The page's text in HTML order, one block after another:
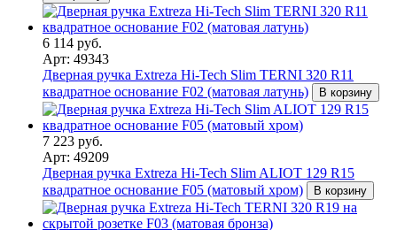
6 114 руб.
Арт: 49343
Дверная ручка Extreza Hi-Tech Slim TERNI 320 R11
квадратное основание F02 (матовая латунь)
В корзину
7 223 руб.
Арт: 49209
Дверная ручка Extreza Hi-Tech Slim ALIOT 129 R15
квадратное основание F05 (матовый хром)
В корзину